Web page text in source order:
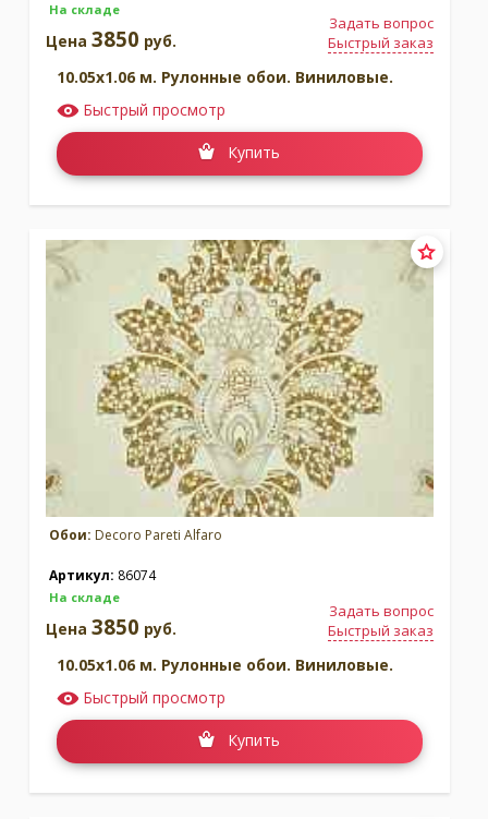
На складе
Задать вопрос
Быстрый заказ
Цена 3850 руб.
10.05x1.06 м. Рулонные обои. Виниловые.
Быстрый просмотр
Купить
Обои: Decoro Pareti Alfaro
Артикул: 86074
На складе
Задать вопрос
Быстрый заказ
Цена 3850 руб.
10.05x1.06 м. Рулонные обои. Виниловые.
Быстрый просмотр
Купить